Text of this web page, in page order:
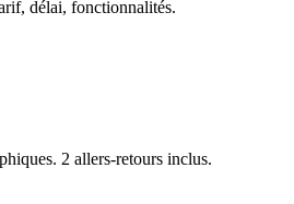
délai, fonctionnalités.
2 allers-retours inclus.